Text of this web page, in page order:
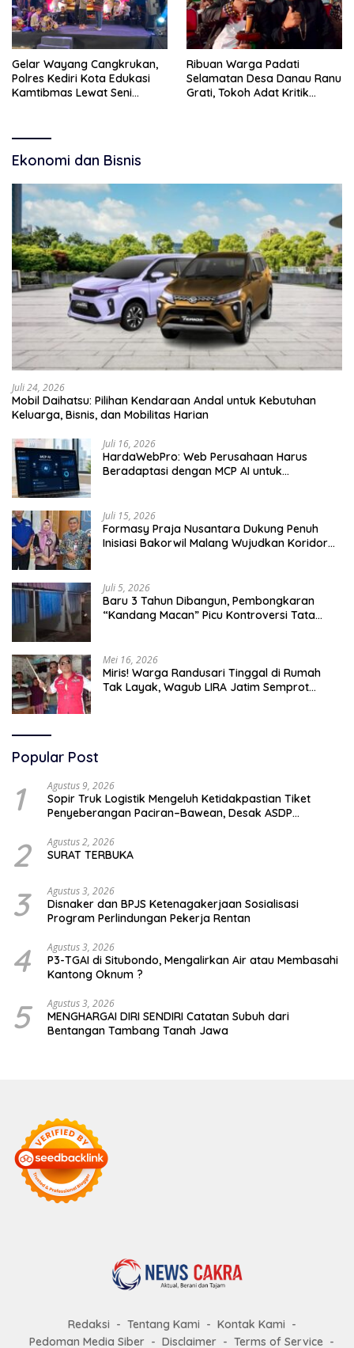
Gelar Wayang Cangkrukan,
Polres Kediri Kota Edukasi
Kamtibmas Lewat Seni
Ribuan Warga Padati
Selamatan Desa Danau Ranu
Grati, Tokoh Adat Kritik
Ekonomi dan Bisnis
Juli 24, 2026
Mobil Daihatsu: Pilihan Kendaraan Andal untuk Kebutuhan
Keluarga, Bisnis, dan Mobilitas Harian
Juli 16, 2026
HardaWebPro: Web Perusahaan Harus
Beradaptasi dengan MCP AI untuk
Juli 15, 2026
Formasy Praja Nusantara Dukung Penuh
Inisiasi Bakorwil Malang Wujudkan Koridor
Juli 5, 2026
Baru 3 Tahun Dibangun, Pembongkaran
“Kandang Macan” Picu Kontroversi Tata
Mei 16, 2026
Miris! Warga Randusari Tinggal di Rumah
Tak Layak, Wagub LIRA Jatim Semprot
Popular Post
1 Agustus 9, 2026
Sopir Truk Logistik Mengeluh Ketidakpastian Tiket
Penyeberangan Paciran–Bawean, Desak ASDP
2 Agustus 2, 2026
SURAT TERBUKA
3 Agustus 3, 2026
Disnaker dan BPJS Ketenagakerjaan Sosialisasi
Program Perlindungan Pekerja Rentan
4 Agustus 3, 2026
P3-TGAI di Situbondo, Mengalirkan Air atau Membasahi
Kantong Oknum ?
5 Agustus 3, 2026
MENGHARGAI DIRI SENDIRI Catatan Subuh dari
Bentangan Tambang Tanah Jawa
Redaksi Tentang Kami
Kontak Kami
Pedoman Media Siber
Disclaimer Terms of Service